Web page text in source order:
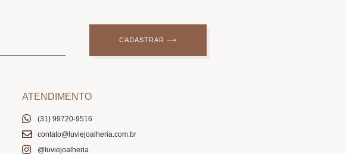
CADASTRAR ⟶
ATENDIMENTO
(31) 99720-9516
contato@luviejoalheria.com.br
@luviejoalheria